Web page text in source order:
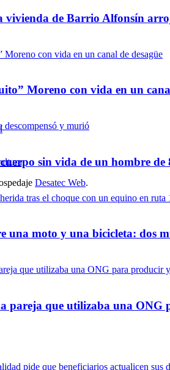
vivienda de Barrio Alfonsín
Moreno con vida en un
sin vida de un hombre de
una moto y una bicicleta: dos
pareja que utilizaba una
Desatec Web.